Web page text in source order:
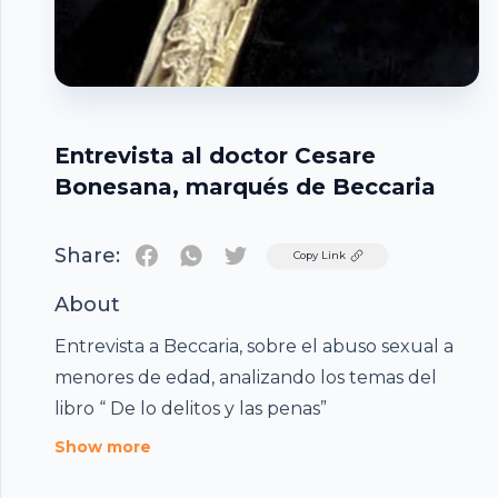
Entrevista al doctor Cesare
Bonesana, marqués de Beccaria
Share: TwitterCopy Link
About
Entrevista a Beccaria, sobre el abuso sexual a
menores de edad, analizando los temas del
libro “ De lo delitos y las penas”
Show more
Footer